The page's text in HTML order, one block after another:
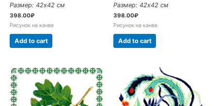
Размер: 42х42 см
398.00₽
Рисунок на канве
Add to cart
Размер: 42х42 см
398.00₽
Рисунок на канве
Add to cart